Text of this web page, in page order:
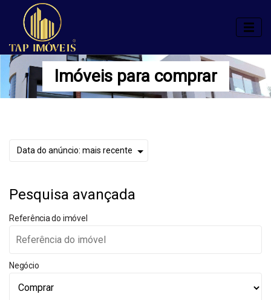
Imóveis para comprar
Pesquisa avançada
Referência do imóvel
Negócio